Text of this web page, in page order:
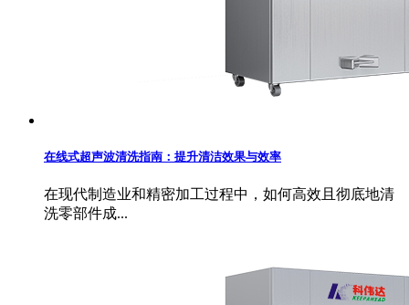
在线式超声波清洗指南：提升清洁效果与效率
在现代制造业和精密加工过程中，如何高效且彻底地清
洗零部件成...